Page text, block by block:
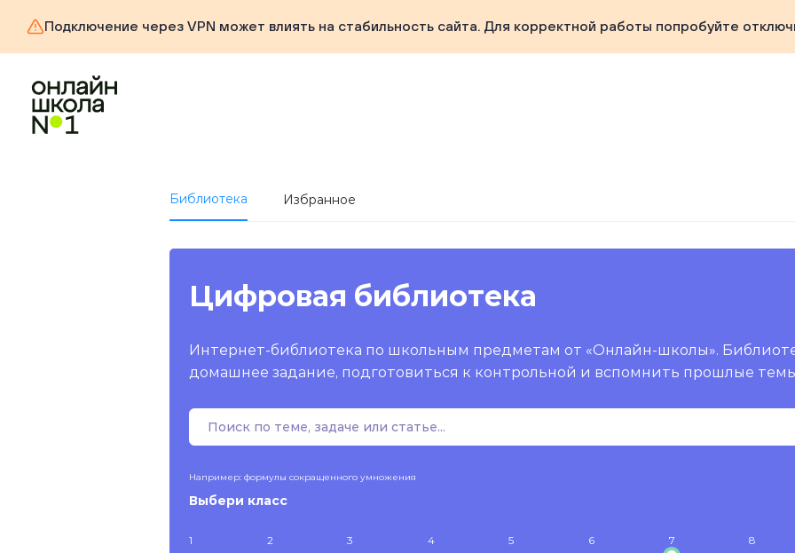
Подключение через VPN может влиять на стабильность сайта. Для корректной работы попробуйте
Библиотека Избранное
Цифровая библиотека
Интернет-библиотека по школьным предметам от «Онлайн-школы».
домашнее задание, подготовиться к контрольной и вспомнить прошлые
Например: формулы сокращенного умножения
Выбери класс
1 2 3 4 5 6 7 8